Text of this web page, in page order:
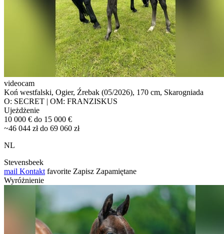
videocam
Koń westfalski, Ogier, Źrebak (05/2026), 170 cm, Skarogniada
O: SECRET | OM: FRANZISKUS
Ujeżdżenie
10 000 € do 15 000 €
~46 044 zł do 69 060 zł
NL
Stevensbeek
mail Kontakt favorite Zapisz Zapamiętane
Wyróżnienie